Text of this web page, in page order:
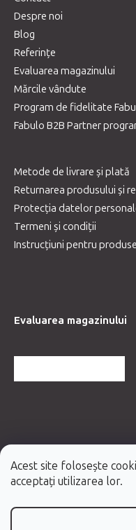
Acest site folosește
acceptați utilizarea lor.
Despre noi
Blog
Referințe
Evaluarea magazinului
Mărcile vândute
Program de fidelitate
Fabulo B2B Partner
Metode de livrare și plată
Returnarea produsului și
Protecția datelor
Termeni și condiții
Instrucțiuni pentru produse
Evaluarea magazinului